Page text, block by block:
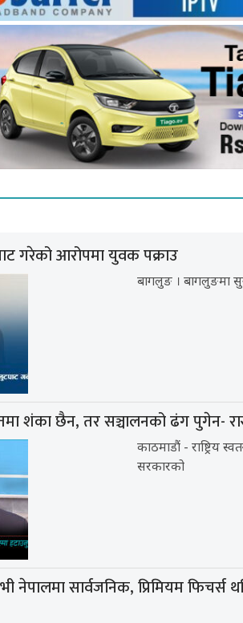
गरेको आरोपमा युवक पक्राउ
बागलुङ । बागलुङमा
शंका छैन, तर सञ्चालनको ढंग पुगेन-
काठमाडौं - राष्ट्रिय
सरकारको
नेपालमा सार्वजनिक, प्रिमियम